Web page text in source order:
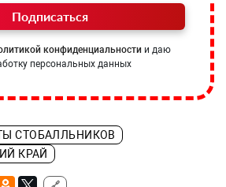
Подписаться
конфиденциальности и даю
персональных данных
СТОБАЛЛЬНИКОВ
КРАЙ